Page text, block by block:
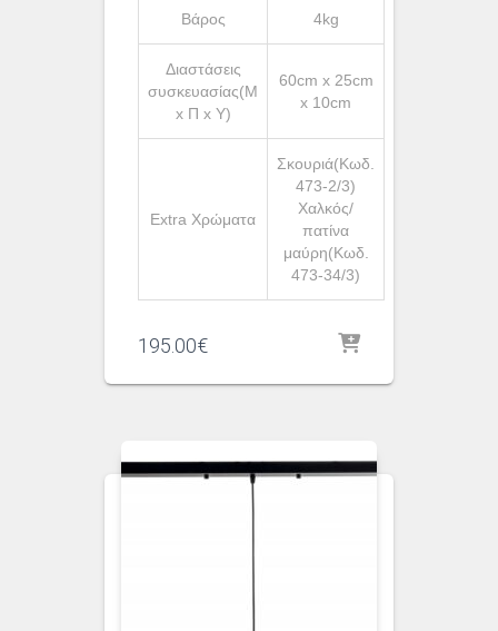
Βάρος 4kg
Διαστάσεις
συσκευασίας(Μ
x Π x Υ)
60cm x 25cm
x 10cm
Extra Χρώματα
Σκουριά(Κωδ.
473-2/3)
Χαλκός/
πατίνα
μαύρη(Κωδ.
473-34/3)
195.00€